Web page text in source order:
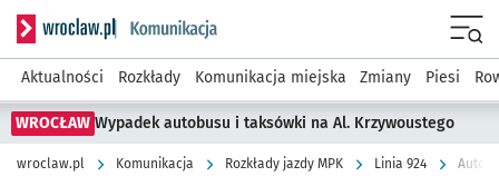
Serwis informacyjny wroclaw.pl podserwis: Komunikacja
Aktualności Rozkłady Komunikacja miejska Zmiany Piesi
WROCŁAW Wypadek autobusu i taksówki na Al. Krzywoustego
wroclaw.pl Komunikacja Rozkłady jazdy MPK Linia 924